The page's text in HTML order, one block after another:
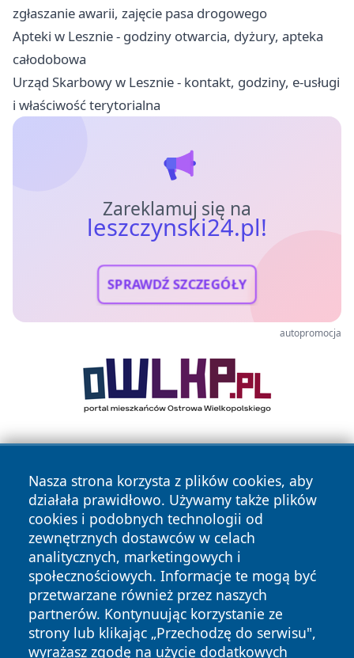
zgłaszanie awarii, zajęcie pasa drogowego
Apteki w Lesznie - godziny otwarcia, dyżury, apteka
całodobowa
Urząd Skarbowy w Lesznie - kontakt, godziny, e-usługi
i właściwość terytorialna
Zareklamuj się na
leszczynski24.pl!
SPRAWDŹ SZCZEGÓŁY
autopromocja
Nasza strona korzysta z plików cookies, aby
działała prawidłowo. Używamy także plików
cookies i podobnych technologii od
zewnętrznych dostawców w celach
analitycznych, marketingowych i
społecznościowych. Informacje te mogą być
przetwarzane również przez naszych
partnerów. Kontynuując korzystanie ze
strony lub klikając „Przechodzę do serwisu",
wyrażasz zgodę na użycie dodatkowych
Copyright © 2026 leszczynski24.pl Wszystkie prawa
zastrzeżone.
News Autorzy
Polityka
Prywatności
Polityka
Cookies